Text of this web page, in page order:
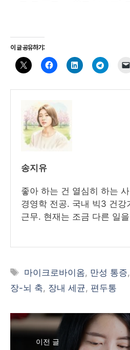
이 글 공유하기:
송지유
좋아 하는 건 열심히 하는
경영학 전공. 국내 빅3 건강
근무. 현재는 조금 다른 일
태
그
마이크로바이옴, 만성 통증,
장-뇌 축, 장내 세균, 편두통
이전 글